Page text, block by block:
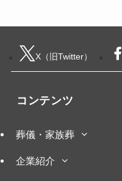
X（旧Twitter）
コンテンツ
葬儀・家族葬
企業紹介